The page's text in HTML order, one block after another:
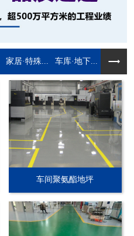
家居·特殊... 车库·地下...
车间聚氨酯地坪